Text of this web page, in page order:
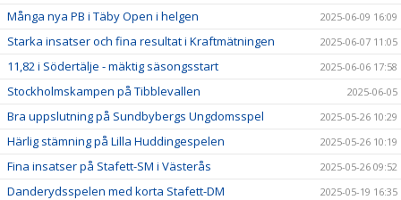
Många nya PB i Täby Open i helgen 2025-06-09 16:09
Starka insatser och fina resultat i Kraftmätningen 2025-06-07 11:05
11,82 i Södertälje - mäktig säsongsstart 2025-06-06 17:58
Stockholmskampen på Tibblevallen 2025-06-05
Bra uppslutning på Sundbybergs Ungdomsspel 2025-05-26 10:29
Härlig stämning på Lilla Huddingespelen 2025-05-26 10:19
Fina insatser på Stafett-SM i Västerås 2025-05-26 09:52
Danderydsspelen med korta Stafett-DM 2025-05-19 16:35